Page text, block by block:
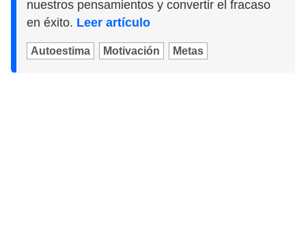
nuestros pensamientos y convertir el fracaso
en éxito. Leer artículo
Autoestima Motivación Metas